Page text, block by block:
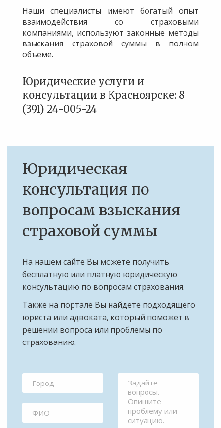
Наши специалисты имеют богатый опыт
взаимодействия со страховыми
компаниями, используют законные методы
взыскания страховой суммы в полном
объеме.
Юридические услуги и
консультации в Красноярске: 8
(391) 24-005-24
Юридическая
консультация по
вопросам взыскания
страховой суммы
На нашем сайте Вы можете получить
бесплатную или платную юридическую
консультацию по вопросам страхования.
Также на портале Вы найдете подходящего
юриста или адвоката, который поможет в
решении вопроса или проблемы по
страхованию.